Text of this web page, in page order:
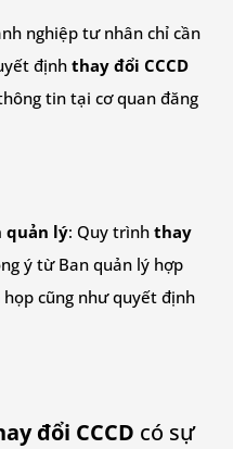
nghiệp tư nhân chỉ cần
địnhthay đổi CCCD
tin tại cơ quan đăng
quản lý: Quy trình thay
ý từ Ban quản lý hợp
cũng như quyết định
đổi CCCD có sự